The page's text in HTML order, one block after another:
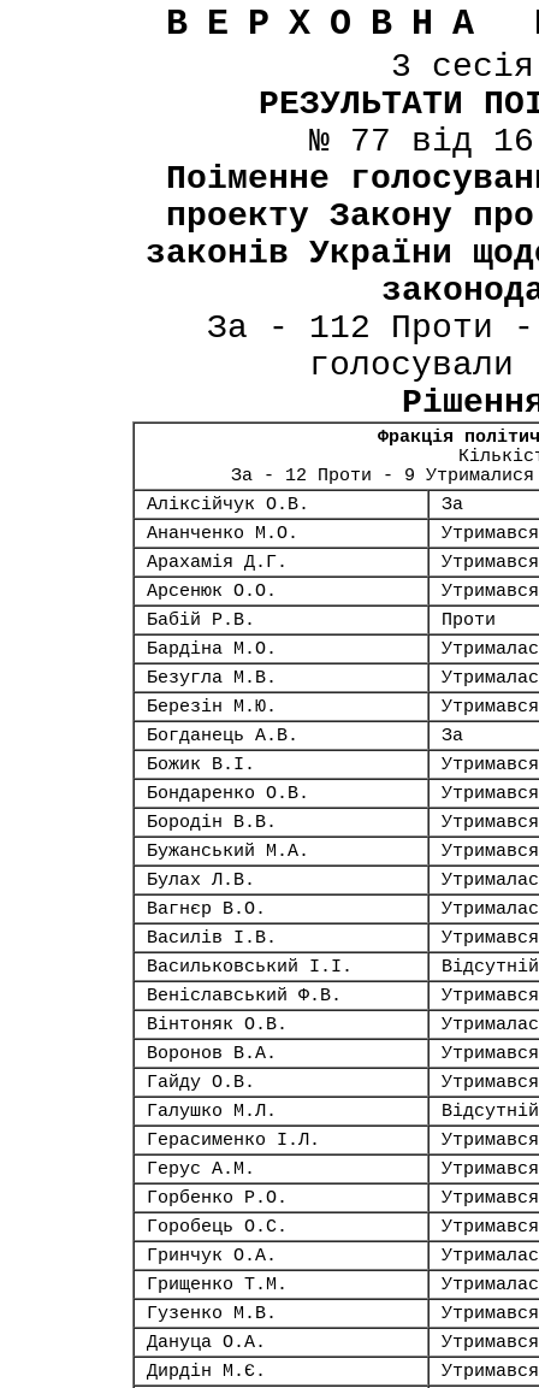
ВЕРХОВНА
3
РЕЗУЛЬТАТИ
№ 77 від
Поіменне
проекту Закону
законів України
За - 112 Проти
Фракція
За - 12 Проти - 9
Аліксійчук О.В.
За
Ананченко М.О.
Утримався
Арахамія Д.Г.
Утримався
Арсенюк О.О.
Утримався
Бабій Р.В.
Проти
Бардіна М.О.
Безугла М.В.
Березін М.Ю.
Утримався
Богданець А.В.
За
Божик В.І.
Утримався
Бондаренко О.В.
Утримався
Бородін В.В.
Утримався
Бужанський М.А.
Утримався
Булах Л.В.
Вагнєр В.О.
Василів І.В.
Утримався
Васильковський І.І.
Відсутній
Веніславський Ф.В.
Утримався
Вінтоняк О.В.
Воронов В.А.
Утримався
Гайду О.В.
Утримався
Галушко М.Л.
Відсутній
Герасименко І.Л.
Утримався
Герус А.М.
Утримався
Горбенко Р.О.
Утримався
Горобець О.С.
Утримався
Гринчук О.А.
Грищенко Т.М.
Гузенко М.В.
Утримався
Дануца О.А.
Утримався
Дирдін М.Є.
Утримався